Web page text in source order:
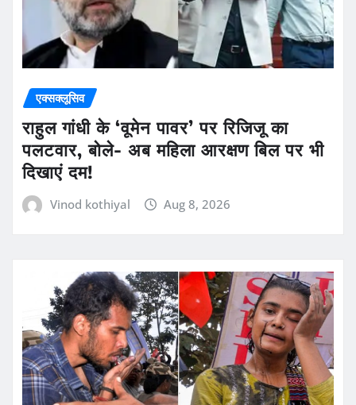
एक्सक्लूसिव
राहुल गांधी के ‘वूमेन पावर’ पर रिजिजू का
पलटवार, बोले- अब महिला आरक्षण बिल पर भी
दिखाएं दम!
Vinod kothiyal Aug 8, 2026